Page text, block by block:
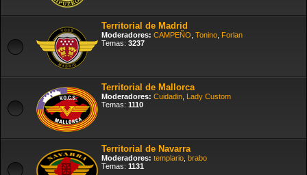
Territorial de Madrid
Moderadores: CAMPEÑO Tonino Forlan
Temas: 3237
Territorial de Mallorca
Moderadores: Cuidadin Lady Custom
Temas: 1110
Territorial de Navarra
Moderadores: templario brabo
Temas: 1131